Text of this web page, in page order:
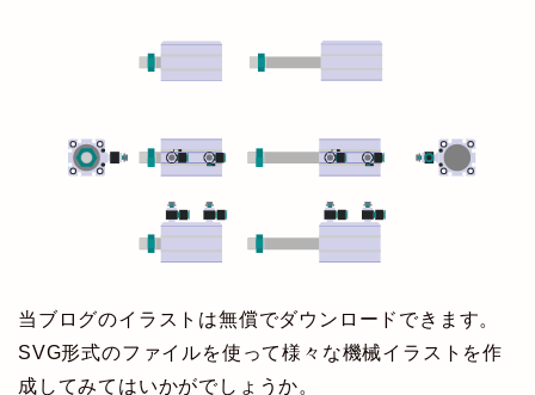
当ブログのイラストは無償でダウンロードできます。
SVG形式のファイルを使って様々な機械イラストを作
成してみてはいかがでしょうか。